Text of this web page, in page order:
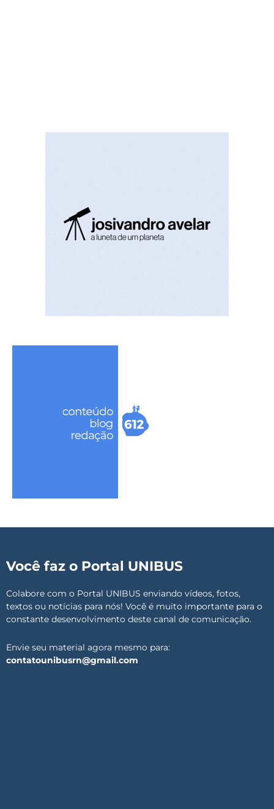
Você faz o Portal UNIBUS
Colabore com o Portal UNIBUS enviando vídeos, fotos,
textos ou notícias para nós! Você é muito importante para o
constante desenvolvimento deste canal de comunicação.
Envie seu material agora mesmo para:
contatounibusrn@gmail.com